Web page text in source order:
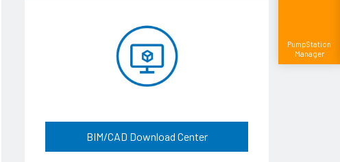
Pump­Station
Manager
BIM/CAD Download Center